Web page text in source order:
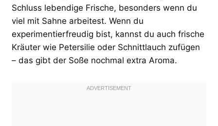
Schluss lebendige Frische, besonders wenn du
viel mit Sahne arbeitest. Wenn du
experimentierfreudig bist, kannst du auch frische
Kräuter wie Petersilie oder Schnittlauch zufügen
– das gibt der Soße nochmal extra Aroma.